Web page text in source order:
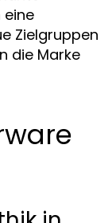
Zielgruppen
die Marke